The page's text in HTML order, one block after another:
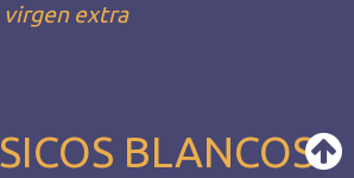
virgen extra
BLANCOS